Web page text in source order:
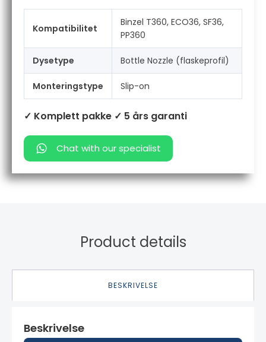
Kompatibilitet
Binzel T360, ECO36, SF36,
PP360
Dysetype Bottle Nozzle (flaskeprofil)
Monteringstype Slip-on
✓ Komplett pakke ✓ 5 års garanti
Chat with our specialist
Product details
BESKRIVELSE
Beskrivelse